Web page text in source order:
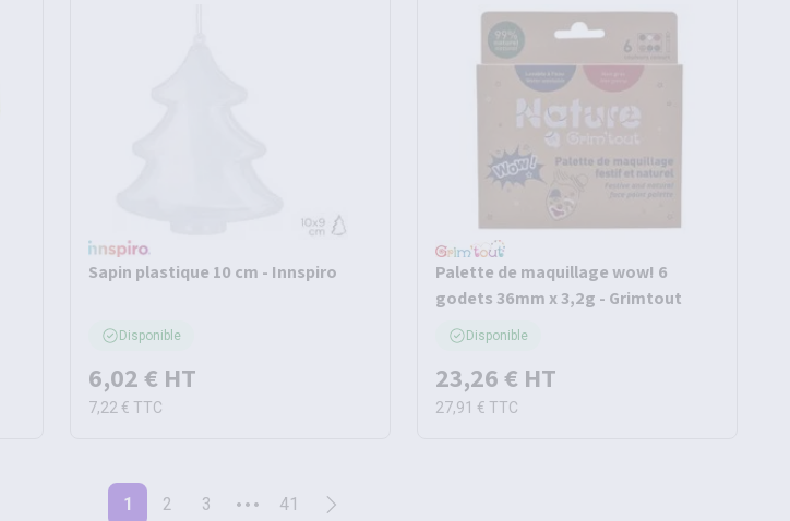
Sapin plastique 10 cm - Innspiro
Disponible
6,02 € HT
7,22 € TTC
Palette de maquillage wow! 6
godets 36mm x 3,2g - Grimtout
Disponible
23,26 € HT
27,91 € TTC
1 2 3 41